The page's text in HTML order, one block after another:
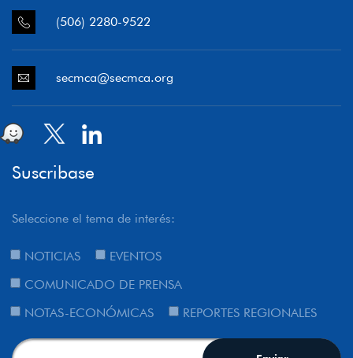
(506) 2280-9522
secmca@secmca.org
Suscribase
Seleccione el tema de interés:
NOTICIAS
EVENTOS
COMUNICADO DE PRENSA
NOTAS-ECONÓMICAS
REPORTES REGIONALES